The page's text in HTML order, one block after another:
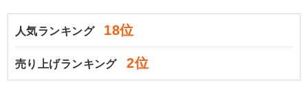
人気ランキング 18位
売り上げランキング 2位